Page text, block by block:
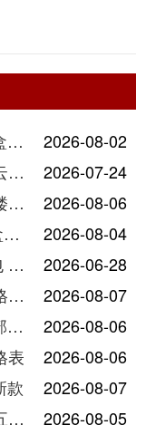
黄盒中华细支3mg多少钱一包 黄盒中华细支3mg香烟价格查询
2026-08-02
云烟小熊猫系列烟价格大全 最新云烟小熊猫图片报价
2026-07-24
黄鹤楼品道系列多少钱一盒 黄鹤楼品道系列香烟价格表图片
2026-08-06
云烟呼伦贝尔天之韵烟多少钱一盒中支价格
2026-08-04
黄山金皖细支玫瑰爆珠多少钱一包 黄山金皖细支玫瑰爆珠2025最新价格
2026-06-28
云烟属于什么档次 云烟全部烟价格表大全
2026-08-07
金圣香烟价格以及图片2025年全部价格
2026-08-06
表
2026-08-06
款
2026-08-07
南京九五至尊多少钱一包 南京九五至尊价格及图片
2026-08-05